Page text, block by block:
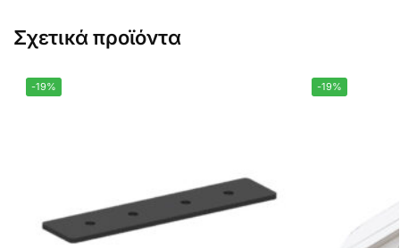
Σχετικά προϊόντα
-19% -19%